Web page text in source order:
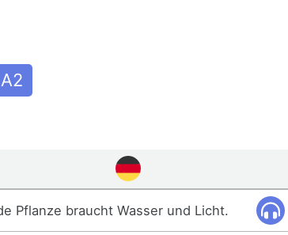
A2
Pflanze braucht Wasser und Licht.